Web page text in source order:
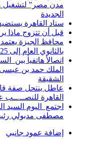
مدن مصر” لتشغيل
الجديدة
ستاد القاهرة يستضيف مباريات 5
قبل أن تتزوج ماذا
محافظ الجيزة
بالثانوي العام إلى 225 درجة
اتصالأ هاتفيأ بين
الملك حمد بن
الشقيقة
عاطل ينتحل صفة
القاهرة
اجتمع اليوم السيد
مصطفى مدبولي
إضافة عمود جانبي